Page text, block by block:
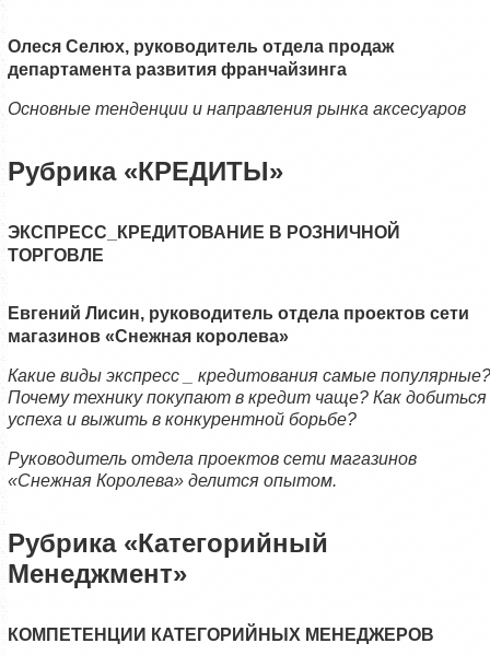
Олеся Селюх, руководитель отдела продаж
департамента развития франчайзинга
Основные тенденции и направления рынка аксесуаров
Рубрика «КРЕДИТЫ»
ЭКСПРЕСС_КРЕДИТОВАНИЕ В РОЗНИЧНОЙ
ТОРГОВЛЕ
Евгений Лисин, руководитель отдела проектов сети
магазинов «Снежная королева»
Какие виды экспресс _ кредитования самые популярные?
Почему технику покупают в кредит чаще? Как добиться
успеха и выжить в конкурентной борьбе?
Руководитель отдела проектов сети магазинов
«Снежная Королева» делится опытом.
Рубрика «Категорийный
Менеджмент»
КОМПЕТЕНЦИИ КАТЕГОРИЙНЫХ МЕНЕДЖЕРОВ